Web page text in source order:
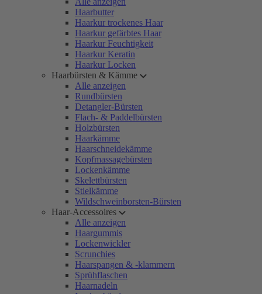
Haarbutter
Haarkur trockenes Haar
Haarkur gefärbtes Haar
Haarkur Feuchtigkeit
Haarkur Keratin
Haarkur Locken
Haarbürsten & Kämme
Alle anzeigen
Rundbürsten
Detangler-Bürsten
Flach- & Paddelbürsten
Holzbürsten
Haarkämme
Haarschneidekämme
Kopfmassagebürsten
Lockenkämme
Skelettbürsten
Stielkämme
Wildschweinborsten-Bürsten
Haar-Accessoires
Alle anzeigen
Haargummis
Lockenwickler
Scrunchies
Haarspangen & -klammern
Sprühflaschen
Haarnadeln